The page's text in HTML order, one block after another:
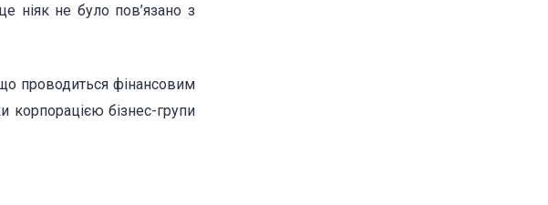
ніяк не було пов’язано з
проводиться фінансовим
корпорацією бізнес-групи